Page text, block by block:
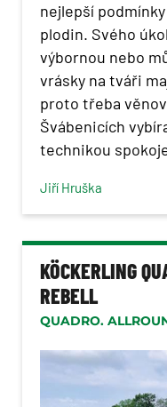
nejlepší
plodin. Svého
výbornou nebo
vrásky na tváři
proto třeba
Švábenicích
technikou
Jiří Hruška
KÖCKERLING
REBELL
QUADRO.